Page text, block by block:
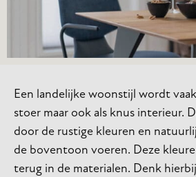
Een landelijke woonstijl wordt
stoer maar ook als knus interieur.
door de rustige kleuren en
de boventoon voeren. Deze
terug in de materialen. Denk